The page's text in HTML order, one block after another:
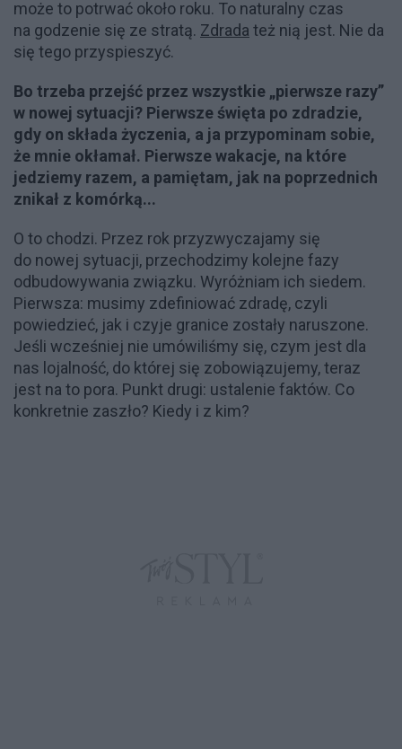
może to potrwać około roku. To naturalny czas
na godzenie się ze stratą. Zdrada też nią jest. Nie da
się tego przyspieszyć.
Bo trzeba przejść przez wszystkie „pierwsze razy”
w nowej sytuacji? Pierwsze święta po zdradzie,
gdy on składa życzenia, a ja przypominam sobie,
że mnie okłamał. Pierwsze wakacje, na które
jedziemy razem, a pamiętam, jak na poprzednich
znikał z komórką...
O to chodzi. Przez rok przyzwyczajamy się
do nowej sytuacji, przechodzimy kolejne fazy
odbudowywania związku. Wyróżniam ich siedem.
Pierwsza: musimy zdefiniować zdradę, czyli
powiedzieć, jak i czyje granice zostały naruszone.
Jeśli wcześniej nie umówiliśmy się, czym jest dla
nas lojalność, do której się zobowiązujemy, teraz
jest na to pora. Punkt drugi: ustalenie faktów. Co
konkretnie zaszło? Kiedy i z kim?